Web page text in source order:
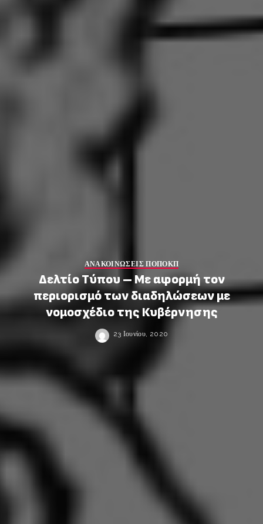
ΑΝΑΚΟΙΝΩΣΕΙΣ ΠΟΠΟΚΠ
Δελτίο Τύπου – Με αφορμή τον
περιορισμό των διαδηλώσεων με
νομοσχέδιο της Κυβέρνησης
23 Ιουνίου, 2020